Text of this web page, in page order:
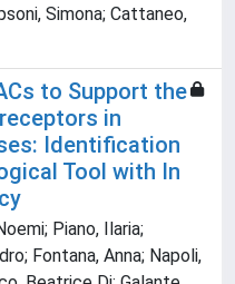
Simona; Cattaneo,
to Support the
in
Identification
Tool with In
Piano, Ilaria;
Fontana, Anna; Napoli,